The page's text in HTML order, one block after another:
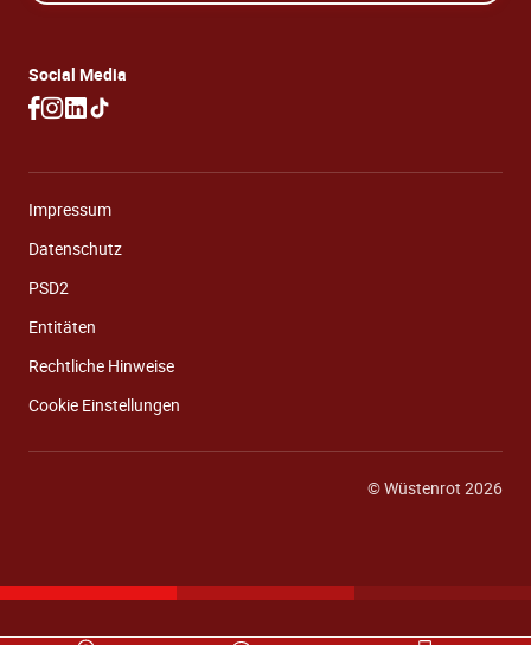
Social Media
Impressum
Datenschutz
PSD2
Entitäten
Rechtliche Hinweise
Cookie Einstellungen
© Wüstenrot 2026